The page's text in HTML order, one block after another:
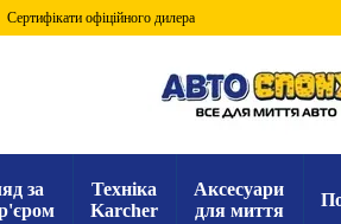
Сертифікати офіційного дилера
за
Техніка
Karcher
Аксесуари
для миття